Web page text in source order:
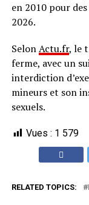
en 2010 pour
2026.
SelonActu.fr, le
ferme, avec un
interdiction
mineurs et son
sexuels.
Vues : 1 579
RELATED TOPICS: